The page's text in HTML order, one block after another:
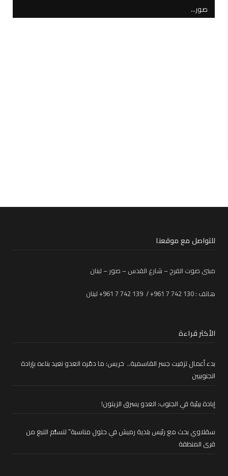
صور…
للتواصل مع موقعنا
مبنى صوت الفرح – شارع القدس – صور – لبنان
هاتف : 130 742 7 961+ / 139 742 7 961+ لبنان
الأكثر قراءة
بدء أعمال تزفيت جسر القاسمية.. خريس: ما دمّره العدو نعيد بناءه بإرادة
الجنوبيين
إبادة بيئية في الجنوب: العدو يسرق الزيتون!
سقلاوي بحث مع رئيس بلدية رميش في حلول مناسبة” لتسلُّم التبغ من
قرى المنطقة